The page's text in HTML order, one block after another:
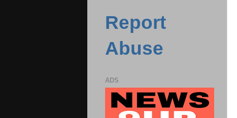
Report
Abuse
ADS